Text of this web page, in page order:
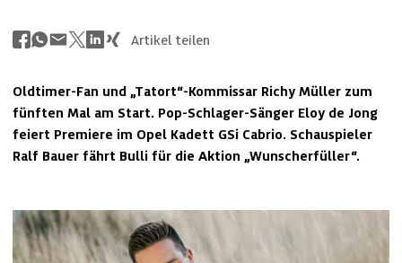
Artikel teilen
Oldtimer-Fan und „Tatort“-Kommissar Richy Müller zum
fünften Mal am Start. Pop-Schlager-Sänger Eloy de Jong
feiert Premiere im Opel Kadett GSi Cabrio. Schauspieler
Ralf Bauer fährt Bulli für die Aktion „Wunscherfüller“.